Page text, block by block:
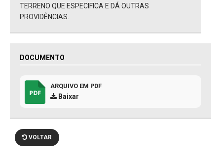
TERRENO QUE ESPECIFICA E DÁ OUTRAS
PROVIDÊNCIAS.
DOCUMENTO
ARQUIVO EM PDF
Baixar
VOLTAR